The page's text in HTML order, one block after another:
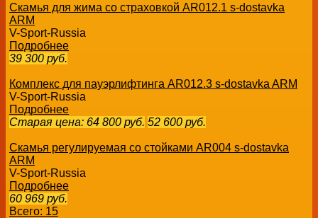
Скамья для жима со страховкой AR012.1 s-dostavka
ARM
V-Sport-Russia
Подробнее
39 300 руб.
Комплекс для пауэрлифтинга AR012.3 s-dostavka ARM
V-Sport-Russia
Подробнее
Старая цена: 64 800 руб. 52 600 руб.
Скамья регулируемая со стойками AR004 s-dostavka
ARM
V-Sport-Russia
Подробнее
60 969 руб.
Всего: 15